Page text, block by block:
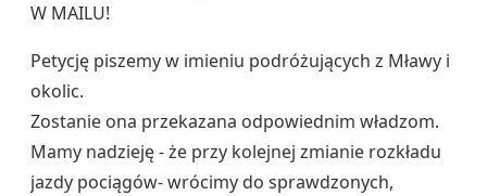
W MAILU!
Petycję piszemy w imieniu podróżujących z Mławy i
okolic.
Zostanie ona przekazana odpowiednim władzom.
Mamy nadzieję - że przy kolejnej zmianie rozkładu
jazdy pociągów- wrócimy do sprawdzonych,